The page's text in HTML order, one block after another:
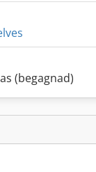
(begagnad)